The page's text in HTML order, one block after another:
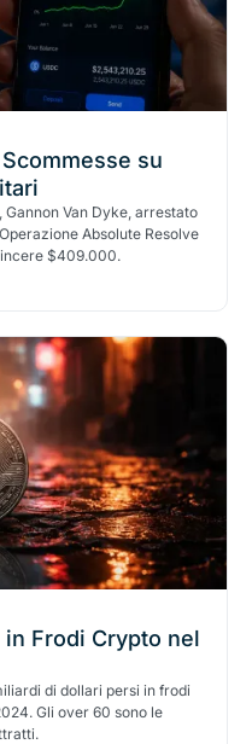
su
Van Dyke, arrestato
Absolute Resolve
$409.000.
in Frodi Crypto nel
di dollari persi in frodi
Gli over 60 sono le